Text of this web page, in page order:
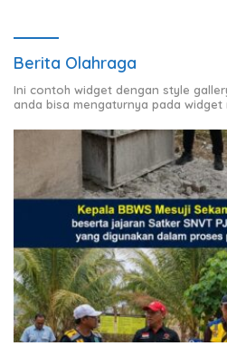
Berita Olahraga
Ini contoh widget dengan style
anda bisa mengaturnya pada